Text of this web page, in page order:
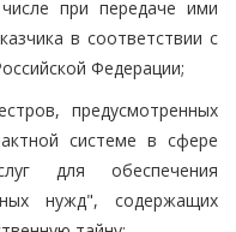
при передаче ими
в соответствии с
Федерации;
предусмотренных
системе в сфере
для обеспечения
нужд", содержащих